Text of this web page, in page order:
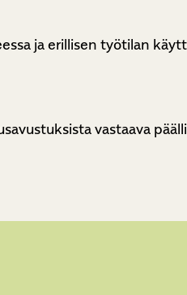
ja erillisen työtilan
vastaava